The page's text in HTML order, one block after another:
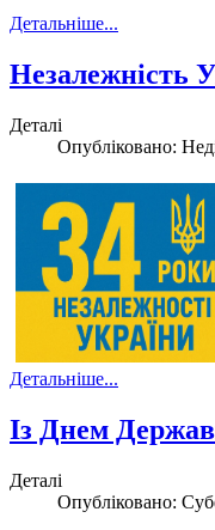
Детальніше...
Незалежність
Деталі
Опубліковано:
Детальніше...
Із Днем
Деталі
Опубліковано: